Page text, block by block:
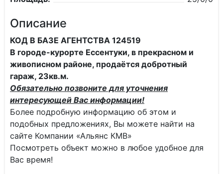
Описание
КОД В БАЗЕ АГЕНТСТВА 124519
В городе-курорте Ессентуки, в прекрасном и
живописном районе, продаётся добротный
гараж, 23кв.м.
Обязательно позвоните для уточнения
интересующей Вас информации!
Более подробную информацию об этом и
подобных предложениях, Вы можете найти на
сайте Компании «Альянс КМВ»
Посмотреть объект можно в любое удобное для
Вас время!